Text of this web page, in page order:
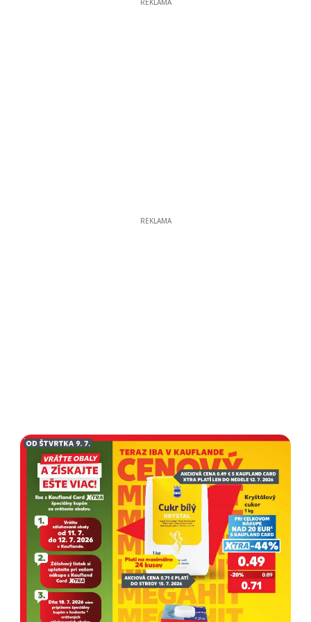
REKLAMA